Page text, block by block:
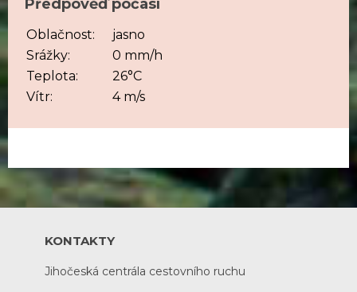
Předpověď počasí
Oblačnost:
jasno
Srážky:
0 mm/h
Teplota:
26°C
Vítr:
4 m/s
KONTAKTY
Jihočeská centrála cestovního ruchu